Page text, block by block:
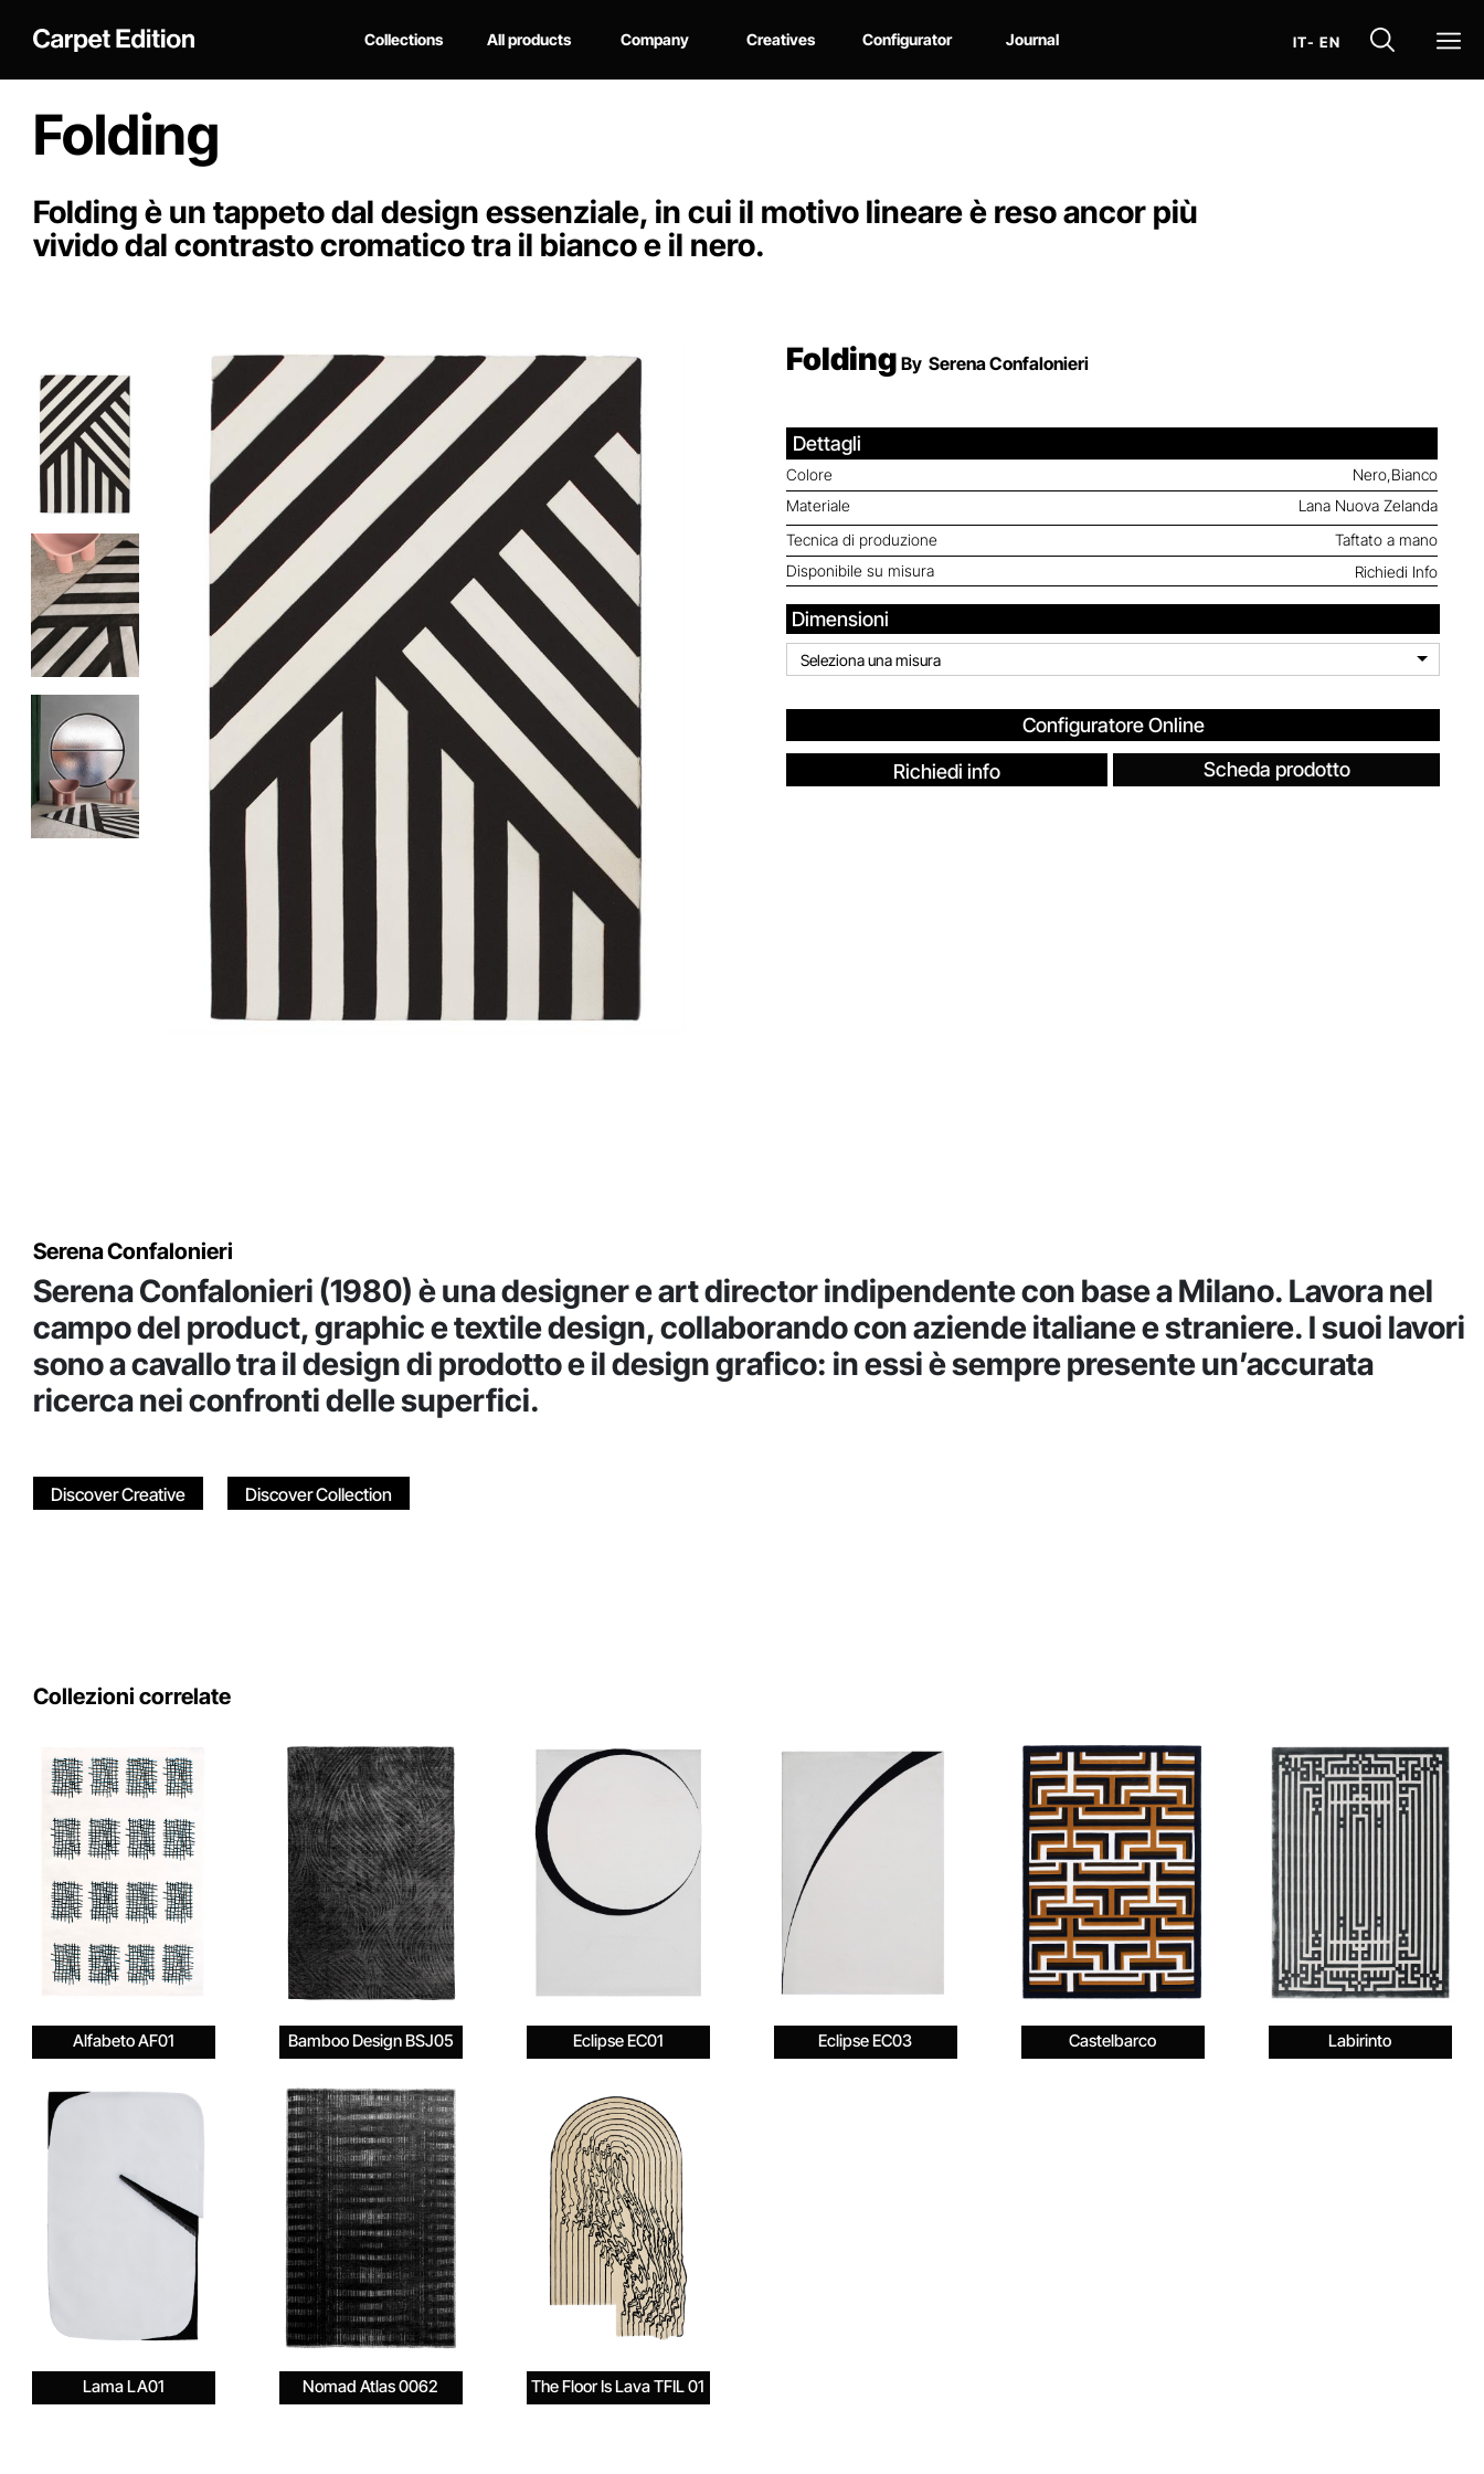
Collections All products Company Creatives Configurator Journal IT- EN
Folding
Folding è un tappeto dal design essenziale, in cui il motivo lineare è reso ancor più
vivido dal contrasto cromatico tra il bianco e il nero.
Folding By Serena Confalonieri
Dettagli
Colore
Nero,Bianco
Materiale
Lana Nuova Zelanda
Tecnica di produzione
Taftato a mano
Disponibile su misura
Richiedi Info
Dimensioni
Seleziona una misura
Configuratore Online
Richiedi info
Scheda prodotto
Serena Confalonieri
Serena Confalonieri (1980) è una designer e art director indipendente con base a Milano. Lavora nel
campo del product, graphic e textile design, collaborando con aziende italiane e straniere. I suoi lavori
sono a cavallo tra il design di prodotto e il design grafico: in essi è sempre presente un’accurata
ricerca nei confronti delle superfici.
Discover Creative Discover Collection
Collezioni correlate
Alfabeto AF01 Bamboo Design BSJ05 Eclipse EC01 Eclipse EC03 Castelbarco Labirinto
Lama LA01 Nomad Atlas 0062 The Floor Is Lava TFIL 01